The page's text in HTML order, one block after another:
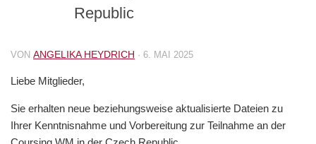
Republic
VON ANGELIKA HEYDRICH · 6. MAI 2025
Liebe Mitglieder,
Sie erhalten neue beziehungsweise aktualisierte Dateien zu
Ihrer Kenntnisnahme und Vorbereitung zur Teilnahme an der